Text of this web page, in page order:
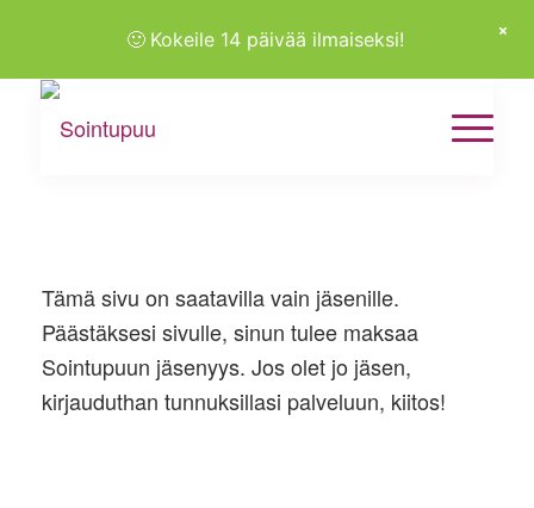
Tämä sivu on saatavilla vain jäsenille.
Päästäksesi sivulle, sinun tulee maksaa
Sointupuun jäsenyys. Jos olet jo jäsen,
kirjauduthan tunnuksillasi palveluun, kiitos!
🙂 Kokeile 14 päivää ilmaiseksi!